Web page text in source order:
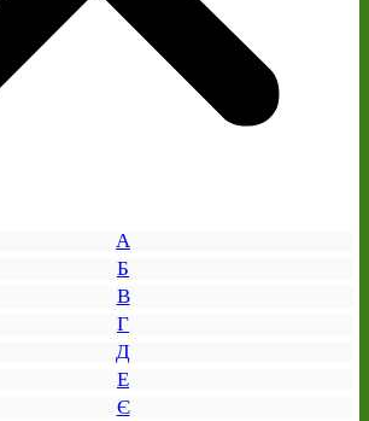
А
Б
В
Г
Д
Е
Є